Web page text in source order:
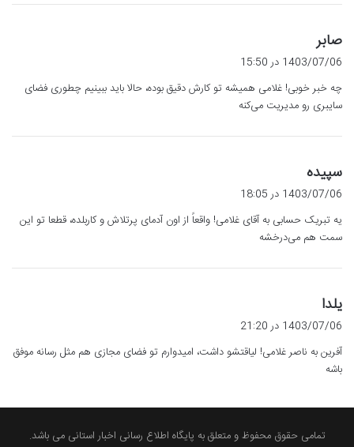
صابر
ف
:
1403/07/06 در 15:50
چه خبر خوبی! غلامی همیشه تو کارش دقیق بوده، حالا باید ببینیم چطوری فضای
سایبری رو مدیریت می‌کنه
سپیده
ف
:
1403/07/06 در 18:05
یه تبریک حسابی به آقای غلامی! واقعاً از اون آدمای پرتلاش و کاربلده، قطعا تو این
سمت هم می‌درخشه
یلدا
ف
:
1403/07/06 در 21:20
آفرین به ناصر غلامی! لیاقتشو داشت، امیدوارم تو فضای مجازی هم مثل رسانه موفق
باشه
تمامی حقوق محفوظ و متعلق به پایگاه اطلاع رسانی اخبار استانی می باشد.